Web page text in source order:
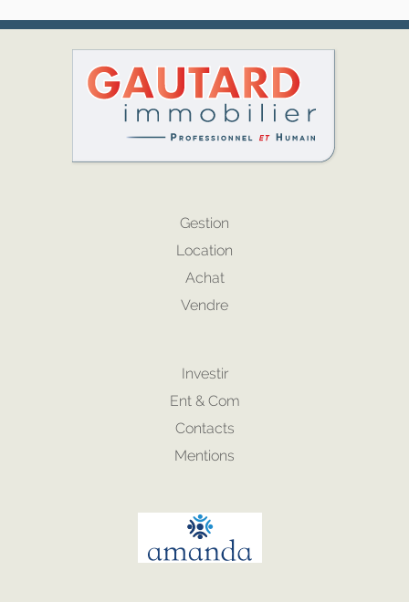
Gestion
Location
Achat
Vendre
Investir
Ent & Com
Contacts
Mentions